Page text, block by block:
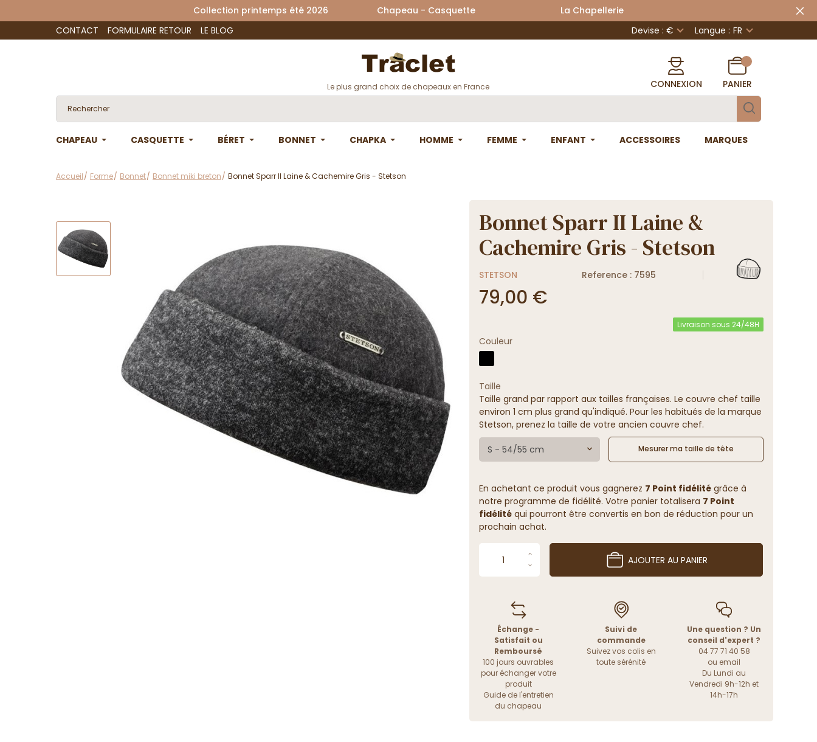
Collection printemps été 2026 Chapeau - Casquette La Chapellerie
CONTACT
FORMULAIRE RETOUR LE BLOG Devise : € Langue : FR
Le plus grand choix de chapeaux en France CONNEXION PANIER
CHAPEAU CASQUETTE BÉRET BONNET CHAPKA HOMME FEMME ENFANT ACCESSOIRES MARQUES
Accueil Forme Bonnet Bonnet miki breton Bonnet Sparr II Laine & Cachemire Gris - Stetson
Bonnet Sparr II Laine &
Cachemire Gris - Stetson
STETSON Reference : 7595
79,00 €
Livraison sous 24/48H
Couleur
Taille
Taille grand par rapport aux tailles françaises. Le couvre chef taille
environ 1 cm plus grand qu'indiqué. Pour les habitués de la marque
Stetson, prenez la taille de votre ancien couvre chef.
S - 54/55 cm Mesurer ma taille de tête
En achetant ce produit vous gagnerez 7 Point fidélitégrâce à
notre programme de fidélité. Votre panier totalisera 7 Point
fidélitéqui pourront être convertis en bon de réduction pour un
prochain achat.
AJOUTER AU PANIER
Échange -
Satisfait ou
Remboursé
100 jours ouvrables
pour échanger votre
produit
Guide de l'entretien
du chapeau
Suivi de
commande
Suivez vos colis en
toute sérénité
Une question ? Un
conseil d'expert ?
04 77 71 40 58
ou email
Du Lundi au
Vendredi 9h-12h et
14h-17h